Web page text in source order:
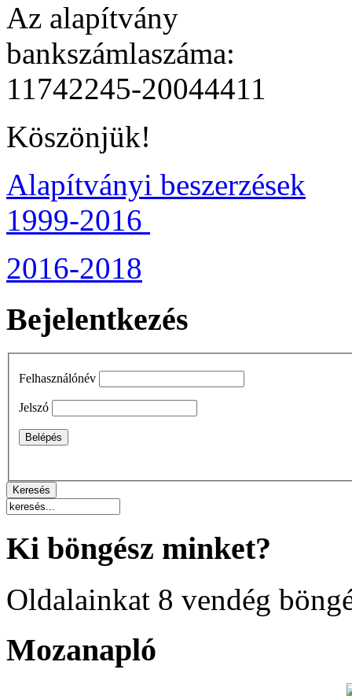
Az alapítvány
bankszámlaszáma:
11742245-20044411
Köszönjük!
Alapítványi beszerzések
1999-2016
2016-2018
Bejelentkezés
Felhasználónév
Jelszó
Ki böngész minket?
Oldalainkat 8 vendég
Mozanapló